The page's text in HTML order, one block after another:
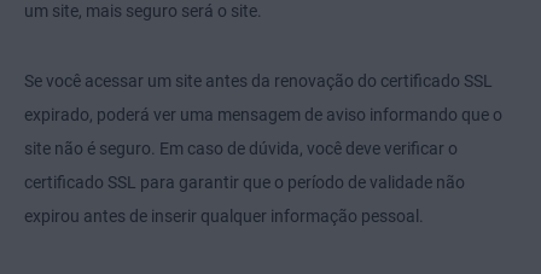
um site, mais seguro será o site.
Se você acessar um site antes da renovação do certificado SSL
expirado, poderá ver uma mensagem de aviso informando que o
site não é seguro. Em caso de dúvida, você deve verificar o
certificado SSL para garantir que o período de validade não
expirou antes de inserir qualquer informação pessoal.